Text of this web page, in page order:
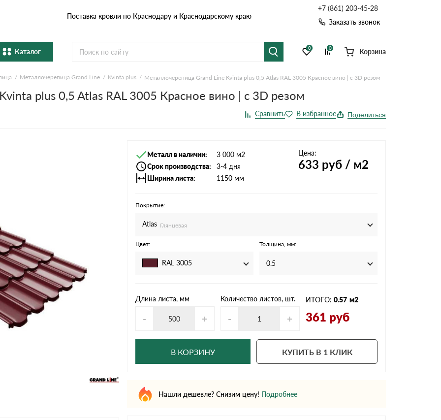
Поставка кровли по Краснодару и Краснодарскому краю
+7 (861) 203-45-28
Заказать звонок
Каталог
Металлочерепица Гибкая черепица Рулонная кровля
Натуральная керамическая
Ондулин Смарт
0 0 Корзина
Металлочерепица Grand Line Kvinta plus Металлочерепица Grand Line Kvinta plus 0,5 Atlas RAL 3005 Красное вино | c 3D резом
plus 0,5 Atlas RAL 3005 Красное вино | c 3D резом
Поделиться
Металл в наличии
3 000 м2
Срок производства
3-4 дня
Ширина листа
1150 мм
Цена:
633 руб / м2
Покрытие:
Atlas Глянцевая
Цвет:
RAL 3005
Толщина, мм:
0.5
Длина листа, мм
- +
Количество листов, шт.
- +
ИТОГО: 0.57 м2
361 руб
В КОРЗИНУ КУПИТЬ В 1 КЛИК
Нашли дешевле? Снизим цену! Подробнее